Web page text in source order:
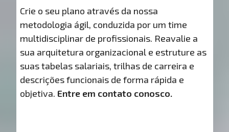
Crie o seu plano através da nossa
metodologia ágil, conduzida por um time
multidisciplinar de profissionais. Reavalie a
sua arquitetura organizacional e estruture as
suas tabelas salariais, trilhas de carreira e
descrições funcionais de forma rápida e
objetiva. Entre em contato conosco.